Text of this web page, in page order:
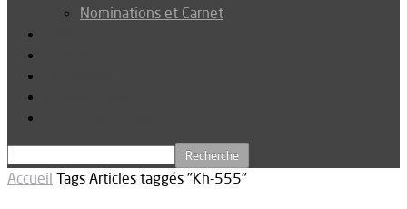
Nominations et Carnet
Accueil Tags Articles taggés "Kh-555"